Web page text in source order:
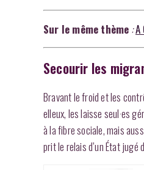
Sur le même thème :
Secourir les
Bravant le froid et les
elleux, les laisse seul·es
à la fibre sociale, mais
prit le relais d’un État jugé